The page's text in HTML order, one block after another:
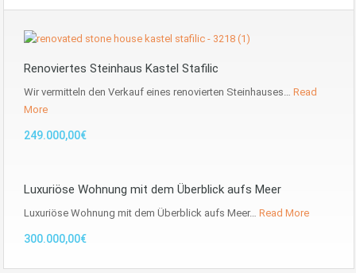
Renoviertes Steinhaus Kastel Stafilic
Wir vermitteln den Verkauf eines renovierten Steinhauses… Read
More
249.000,00€
Luxuriöse Wohnung mit dem Überblick aufs Meer
Luxuriöse Wohnung mit dem Überblick aufs Meer… Read More
300.000,00€